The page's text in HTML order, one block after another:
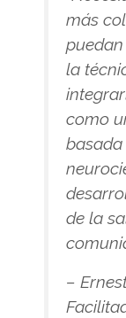
más
la
como
basada
de la
–